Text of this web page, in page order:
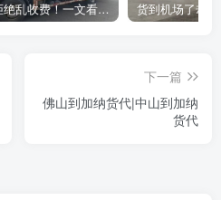
拒绝乱收费！一文看懂中国货代计费套路，教你避开所有隐形坑
下一篇
佛山到加纳货代|中山到加纳
货代